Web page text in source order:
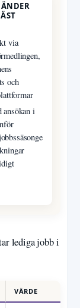
via
och
ansökan i
lediga jobb i
VÄRDE